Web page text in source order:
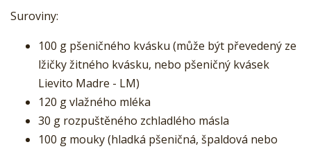
Suroviny:
100 g pšeničného kvásku (může být převedený ze
lžičky žitného kvásku, nebo pšeničný kvásek
Lievito Madre - LM)
120 g vlažného mléka
30 g rozpuštěného zchladlého másla
100 g mouky (hladká pšeničná, špaldová nebo